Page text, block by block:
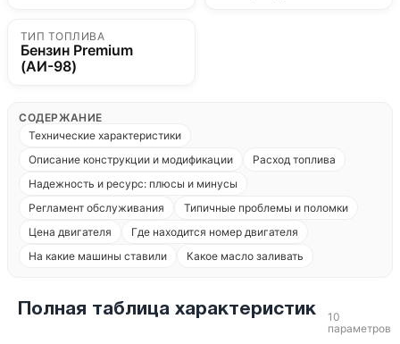
ТИП ТОПЛИВА
Бензин Premium
(АИ-98)
СОДЕРЖАНИЕ
Технические характеристики
Описание конструкции и модификации
Расход топлива
Надежность и ресурс: плюсы и минусы
Регламент обслуживания
Типичные проблемы и поломки
Цена двигателя
Где находится номер двигателя
На какие машины ставили
Какое масло заливать
Полная таблица характеристик
10
параметров